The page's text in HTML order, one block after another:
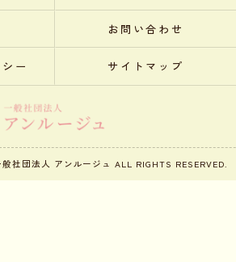
お問い合わせ
ー サイトマップ
社団法人 アンルージュ ALL RIGHTS RESERVED.